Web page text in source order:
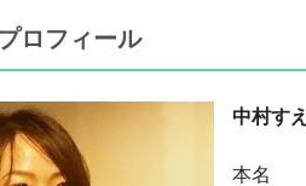
ロフィール
中村す
本名 ：